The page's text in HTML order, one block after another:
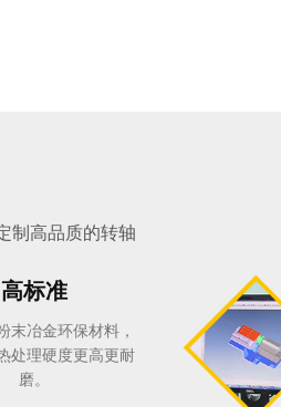
制高品质的转轴
高标准
末冶金环保材料，
处理硬度更高更耐
磨。